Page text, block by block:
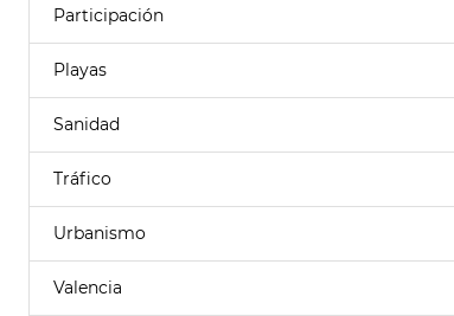
Participación
Playas
Sanidad
Tráfico
Urbanismo
Valencia